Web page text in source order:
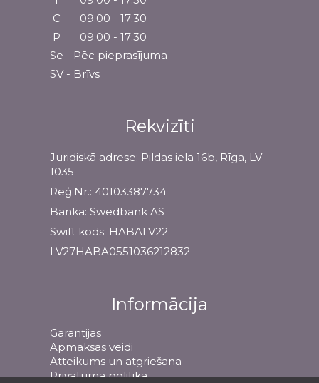
C
09:00 - 17:30
P
09:00 - 17:30
Se - Pēc pieprasījuma
SV - Brīvs
Rekvizīti
Juridiskā adrese: Pildas iela 16b, Rīga, LV-
1035
Reģ.Nr.: 40103387734
Banka: Swedbank AS
Swift kods: HABALV22
LV27HABA0551036212832
Informācija
Garantijas
Apmaksas veidi
Atteikums un atgriešana
Privātuma politika